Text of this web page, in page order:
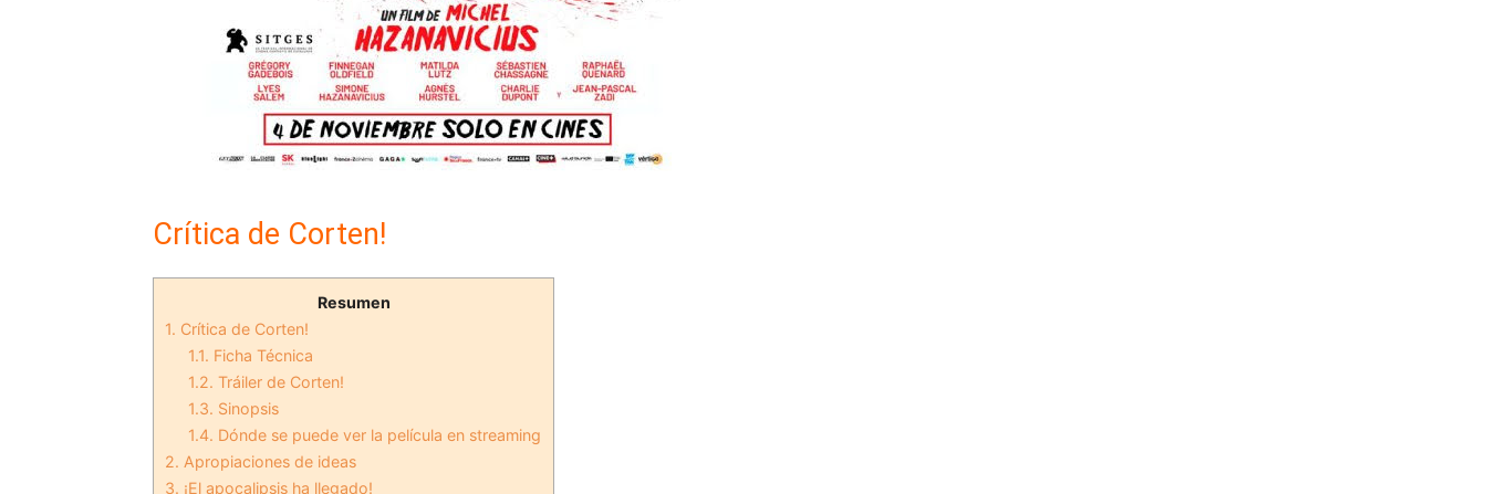
Crítica de Corten!
Resumen
1. Crítica de Corten!
1.1. Ficha Técnica
1.2. Tráiler de Corten!
1.3. Sinopsis
1.4. Dónde se puede ver la película en streaming
2. Apropiaciones de ideas
3. ¡El apocalipsis ha llegado!